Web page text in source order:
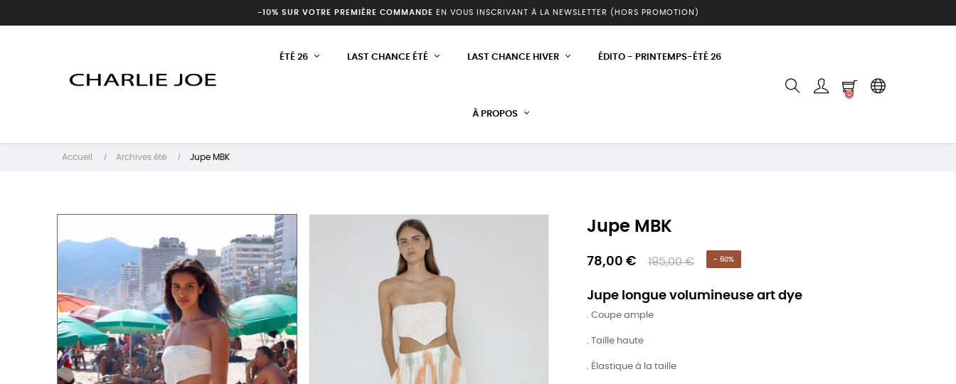
-10% SUR VOTRE PREMIÈRE COMMANDE EN VOUS INSCRIVANT À LA NEWSLETTER (HORS PROMOTION)
ÉTÉ 26 LAST CHANCE ÉTÉ LAST CHANCE HIVER ÉDITO - PRINTEMPS-ÉTÉ 26
À PROPOS
0
Accueil Archives été Jupe MBK
Jupe MBK
78,00 € 195,00 € - 60%
Jupe longue volumineuse art dye
. Coupe ample
. Taille haute
. Élastique à la taille